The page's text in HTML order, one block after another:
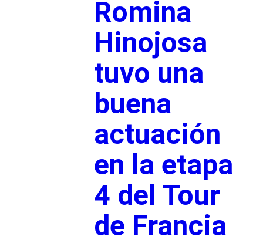
Romina
Hinojosa
tuvo una
buena
actuación
en la etapa
4 del Tour
de Francia